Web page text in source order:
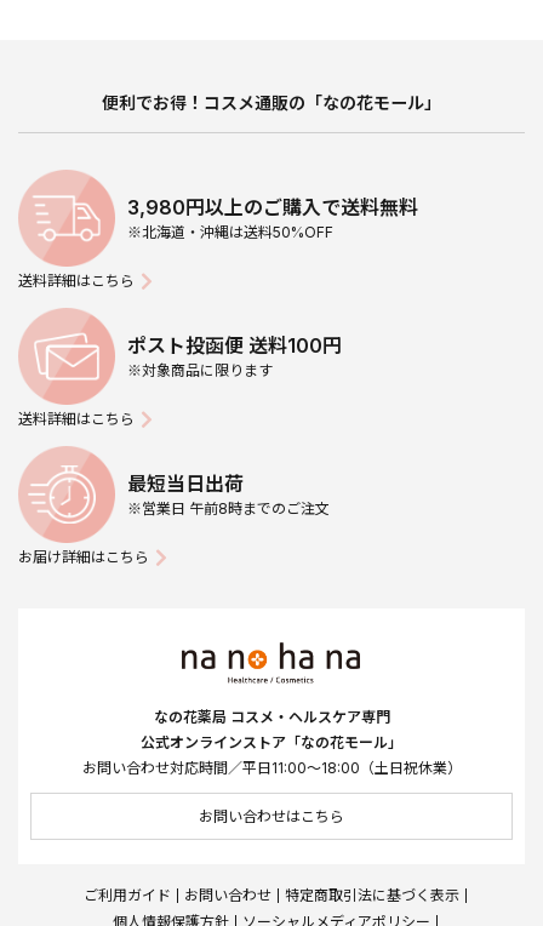
便利でお得！コスメ通販の「なの花モール」
3,980円以上のご購入で送料無料
※北海道・沖縄は送料50%OFF
送料詳細はこちら
ポスト投函便 送料100円
※対象商品に限ります
送料詳細はこちら
最短当日出荷
※営業日 午前8時までのご注文
お届け詳細はこちら
なの花薬局 コスメ・ヘルスケア専門
公式オンラインストア「なの花モール」
お問い合わせ対応時間／平日11:00～18:00（土日祝休業）
お問い合わせはこちら
ご利用ガイド お問い合わせ
特定商取引法に基づく表示
個人情報保護方針
ソーシャルメディアポリシー